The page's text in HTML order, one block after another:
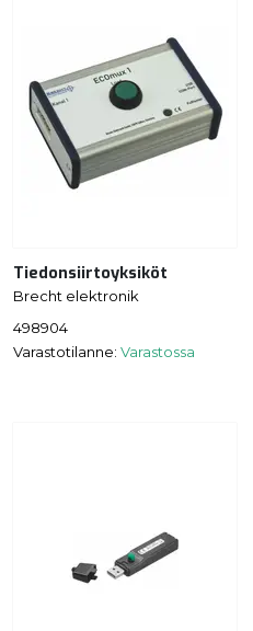
Tiedonsiirtoyksiköt
Brecht elektronik
498904
Varastotilanne: Varastossa